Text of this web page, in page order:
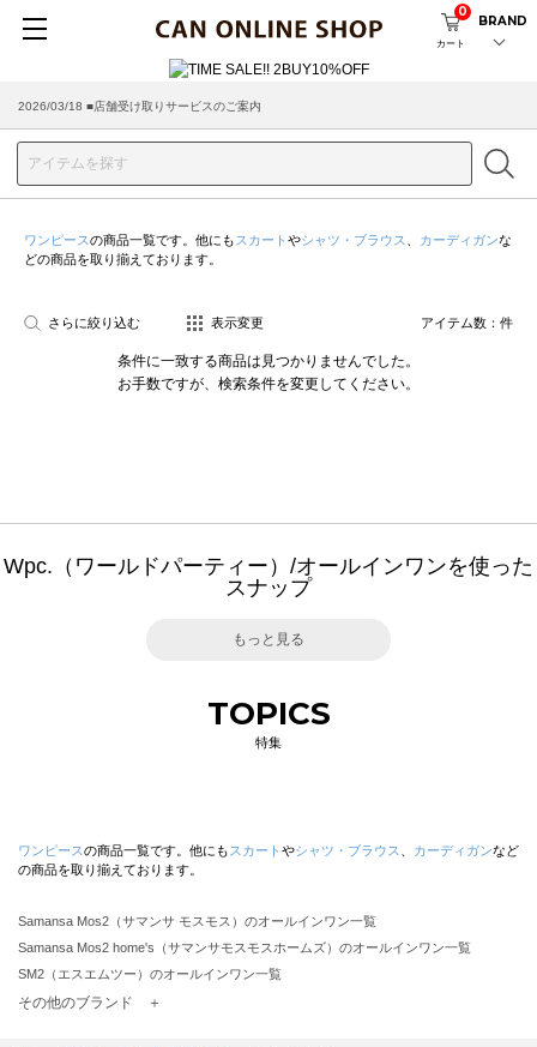
カート
0
BRAND
2026/03/18 ■店舗受け取りサービスのご案内
ワンピースの商品一覧です。他にも スカート やシャツ・ブラウス カーディガンな
どの商品を取り揃えております。
さらに絞り込む 表示変更 アイテム数： 件
条件に一致する商品は見つかりませんでした。
お手数ですが、検索条件を変更してください。
Wpc.（ワールドパーティー）/オールインワンを使った
スナップ
もっと見る
TOPICS
特集
ワンピースの商品一覧です。他にも スカート やシャツ・ブラウス カーディガンなど
の商品を取り揃えております。
Samansa Mos2（サマンサ モスモス）のオールインワン一覧
Samansa Mos2 home's（サマンサモスモスホームズ）のオールインワン一覧
SM2（エスエムツー）のオールインワン一覧
その他のブランド ＋